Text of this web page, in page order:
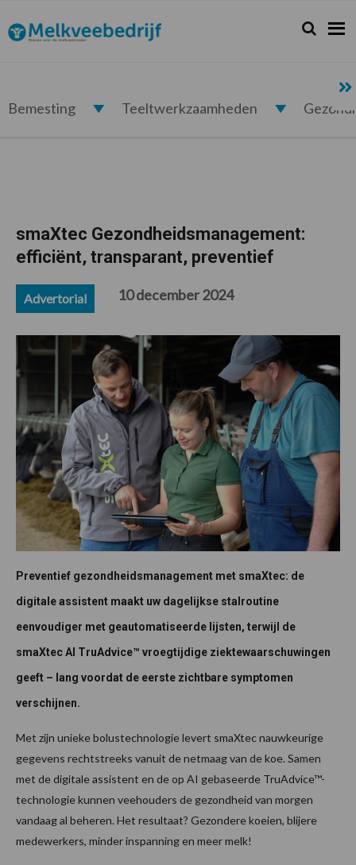
de
hoofdnavigatie
de
hoofd
de
eerste
de
voettekst
Melkveebedrijf.nl Zoeken...
Zoek
Bemesting Teeltwerkzaamheden
smaXtec Gezondheidsmanagement:
efficiënt, transparant, preventief
Advertorial 10 december 2024
Preventief gezondheidsmanagement met smaXtec: de
digitale assistent maakt uw dagelijkse stalroutine
eenvoudiger met geautomatiseerde lijsten, terwijl de
smaXtec AI TruAdvice™ vroegtijdige ziektewaarschuwingen
geeft – lang voordat de eerste zichtbare symptomen
verschijnen.
Met zijn unieke bolustechnologie levert smaXtec nauwkeurige
gegevens rechtstreeks vanuit de netmaag van de koe. Samen
met de digitale assistent en de op AI gebaseerde TruAdvice™-
technologie kunnen veehouders de gezondheid van morgen
vandaag al beheren. Het resultaat? Gezondere koeien, blijere
medewerkers, minder inspanning en meer melk!